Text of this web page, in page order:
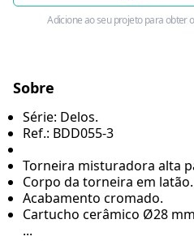
Adicione ao seu projeto para obter
Sobre
Série: Delos.
Ref.: BDD055-3
Torneira misturadora alta
Corpo da torneira em latão.
Acabamento cromado.
Cartucho cerâmico Ø28
...